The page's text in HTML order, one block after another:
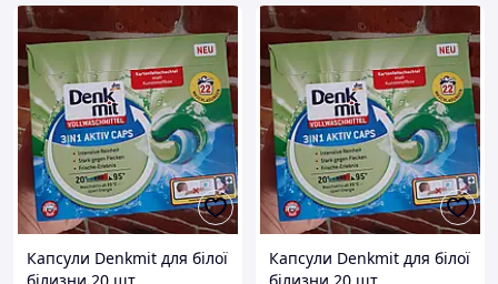
Капсули Denkmit для білої
Капсули Denkmit для білої